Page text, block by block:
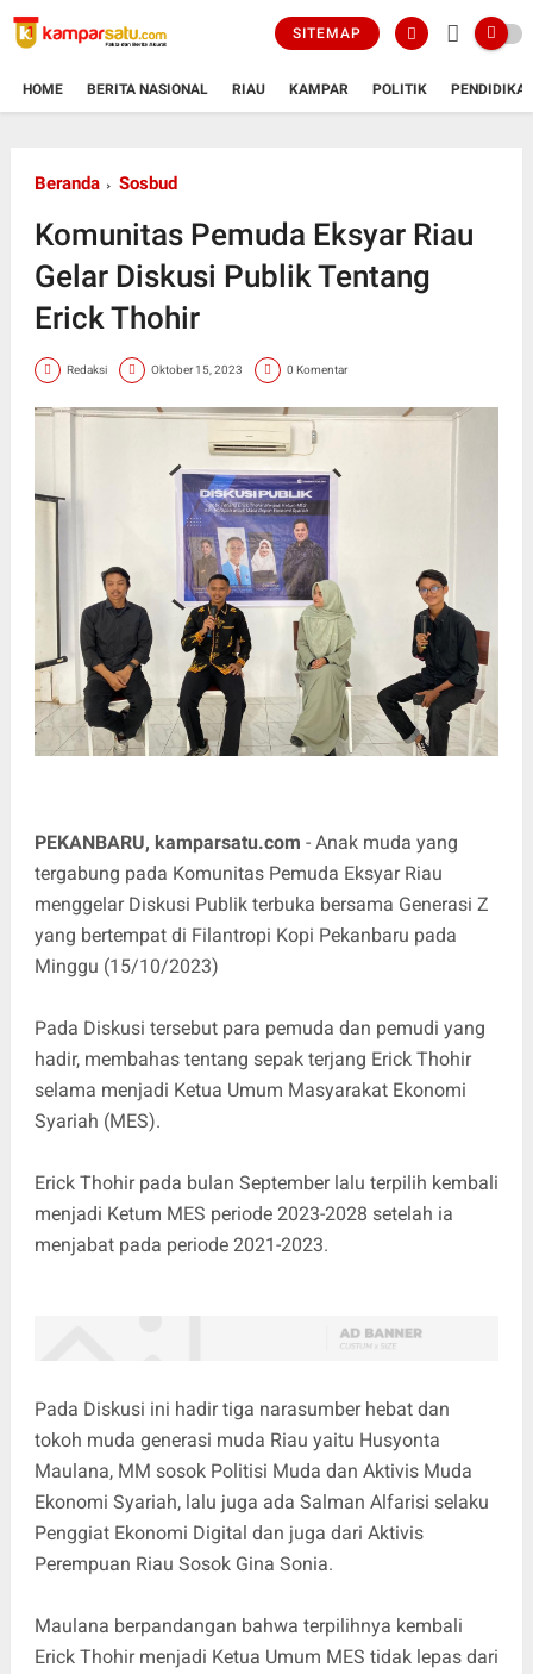
SITEMAP
HOME BERITA NASIONAL RIAU KAMPAR POLITIK
Beranda Sosbud
Komunitas Pemuda Eksyar Riau
Gelar Diskusi Publik Tentang
Erick Thohir
Redaksi Oktober 15, 2023 0 Komentar
PEKANBARU, kamparsatu.com - Anak muda yang
tergabung pada Komunitas Pemuda Eksyar Riau
menggelar Diskusi Publik terbuka bersama Generasi Z
yang bertempat di Filantropi Kopi Pekanbaru pada
Minggu (15/10/2023)
Pada Diskusi tersebut para pemuda dan pemudi yang
hadir, membahas tentang sepak terjang Erick Thohir
selama menjadi Ketua Umum Masyarakat Ekonomi
Syariah (MES).
Erick Thohir pada bulan September lalu terpilih kembali
menjadi Ketum MES periode 2023-2028 setelah ia
menjabat pada periode 2021-2023.
Pada Diskusi ini hadir tiga narasumber hebat dan
tokoh muda generasi muda Riau yaitu Husyonta
Maulana, MM sosok Politisi Muda dan Aktivis Muda
Ekonomi Syariah, lalu juga ada Salman Alfarisi selaku
Penggiat Ekonomi Digital dan juga dari Aktivis
Perempuan Riau Sosok Gina Sonia.
Maulana berpandangan bahwa terpilihnya kembali
Erick Thohir menjadi Ketua Umum MES tidak lepas dari